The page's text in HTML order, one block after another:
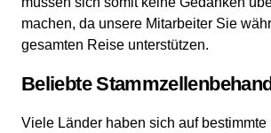
machen, da unsere Mitarbeiter Sie
gesamten Reise unterstützen.
Beliebte
Viele Länder haben sich auf bestimmte